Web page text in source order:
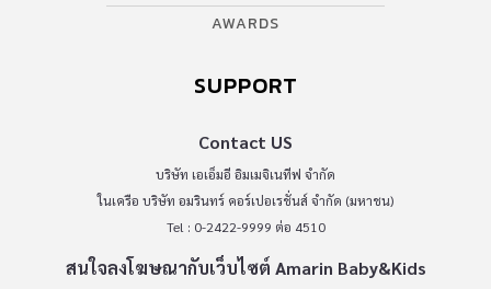
AWARDS
SUPPORT
Contact US
บริษัท เอเอ็มอี อิมเมจิเนทีฟ จำกัด
ในเครือ บริษัท อมรินทร์ คอร์เปอเรชั่นส์ จำกัด (มหาชน)
Tel : 0-2422-9999 ต่อ 4510
สนใจลงโฆษณากับเว็บไซต์ Amarin Baby&Kids